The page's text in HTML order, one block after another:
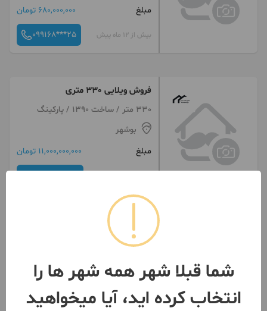
مبلغ
680,000,000 تومان
بیش از 12 ماه پیش 099168***25
فروش ویلایی 330 متری
330 متر / ساخت 1390 / پارکینگ
بوشهر
مبلغ
11,000,000,000 تومان
شما قبلا شهر همه شهر ها را
انتخاب کرده اید، آیا میخواهید